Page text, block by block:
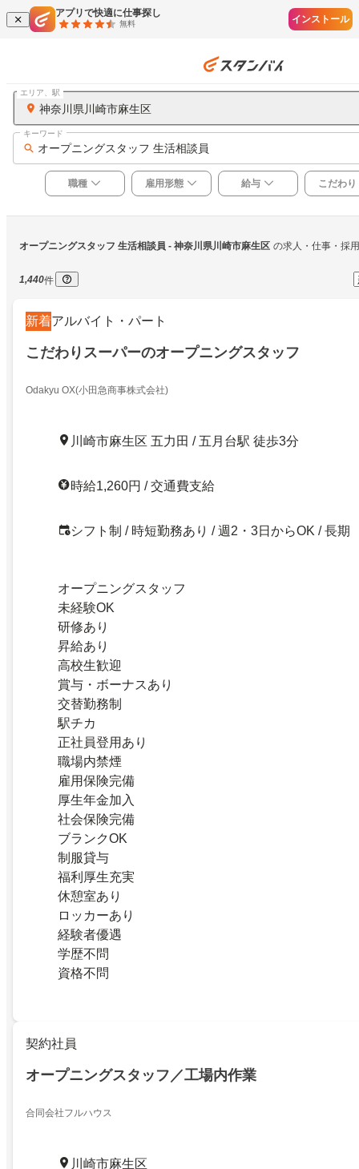
アプリで快適に仕事探し
無料 インストール
神奈川県川崎市麻生区
エリア、駅
オープニングスタッフ 生活相談員
キーワード
職種 雇用形態 給与 こだわり
オープニングスタッフ 生活相談員 - 神奈川県川崎市麻生区 の求人・仕事・採用
1,440件
新着アルバイト・パート
こだわりスーパーのオープニングスタッフ
Odakyu OX(小田急商事株式会社)
川崎市麻生区 五力田 / 五月台駅 徒歩3分
時給1,260円 / 交通費支給
シフト制 / 時短勤務あり / 週2・3日からOK / 長期
オープニングスタッフ
未経験OK
研修あり
昇給あり
高校生歓迎
賞与・ボーナスあり
交替勤務制
駅チカ
正社員登用あり
職場内禁煙
雇用保険完備
厚生年金加入
社会保険完備
ブランクOK
制服貸与
福利厚生充実
休憩室あり
ロッカーあり
経験者優遇
学歴不問
資格不問
契約社員
オープニングスタッフ／工場内作業
合同会社フルハウス
川崎市麻生区